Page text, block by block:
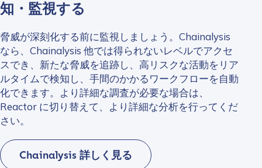
知・監視する
脅威が深刻化する前に監視しましょう。Chainalysis
なら、Chainalysis 他では得られないレベルでアクセ
スでき、新たな脅威を追跡し、高リスクな活動をリア
ルタイムで検知し、手間のかかるワークフローを自動
化できます。より詳細な調査が必要な場合は、
Reactor に切り替えて、より詳細な分析を行ってくだ
さい。
Chainalysis 詳しく見る